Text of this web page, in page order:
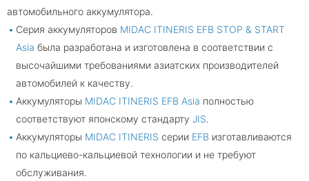
автомобильного аккумулятора.
Серия аккумуляторов MIDAC ITINERIS EFB STOP & START
Asia была разработана и изготовлена ​​в соответствии с
высочайшими требованиями азиатских производителей
автомобилей к качеству.
Аккумуляторы MIDAC ITINERIS EFB Asia полностью
соответствуют японскому стандарту JIS.
Аккумуляторы MIDAC ITINERIS серии EFB изготавливаются
по кальциево-кальциевой технологии и не требуют
обслуживания.